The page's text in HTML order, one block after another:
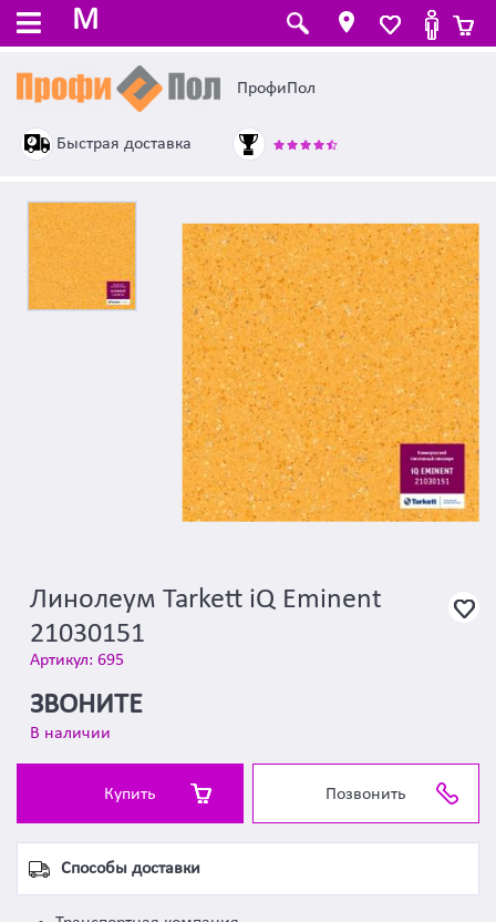
M
ПрофиПол
Быстрая доставка
Линолеум Tarkett iQ Eminent
21030151
Артикул: 695
ЗВОНИТЕ
В наличии
Купить Позвонить
Способы доставки